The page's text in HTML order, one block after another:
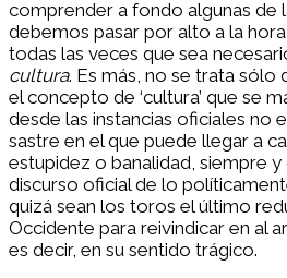
comprender a fondo algunas de
debemos pasar por alto a la
todas las veces que sea
cultura. Es más, no se trata sólo
el concepto de ‘cultura’ que se
desde las instancias oficiales no
sastre en el que puede llegar a
estupidez o banalidad, siempre
discurso oficial de lo
quizá sean los toros el último
Occidente para reivindicar en al
es decir, en su sentido trágico.